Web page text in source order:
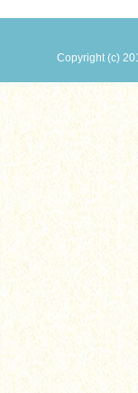
Copyright (c)